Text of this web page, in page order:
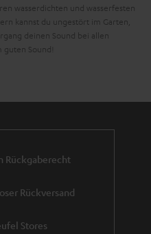
wasserdichten und wasserfesten
kannst du ungestört im Garten,
deinen Sound bei allen
Sound!
auch keinesfalls verwendet
Risiko, falls die
Produkte. Die IP
die Wasserdichte, den
wie Staub oder Schmutz und
Rückgaberecht
Rückversand
Stores